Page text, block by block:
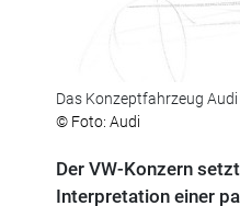
Das Konzeptfahrzeug
© Foto: Audi
Der VW-Konzern
Interpretation einer